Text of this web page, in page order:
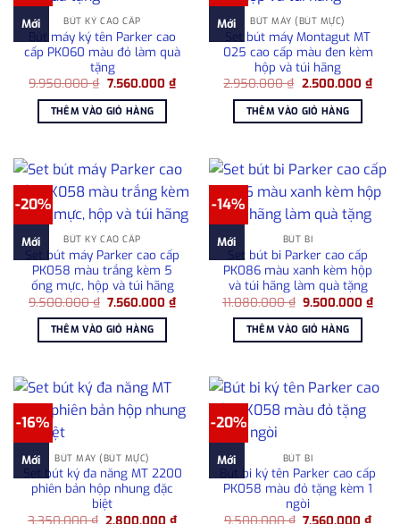
Mới BÚT KÝ CAO CẤP
Bút máy ký tên Parker cao
cấp PK060 màu đỏ làm quà
tặng
9.950.000₫ Giá
là:
9.950.000 ₫.
7.560.000 ₫Giá
hiện
7.560.000 ₫.
THÊM VÀO GIỎ HÀNG
Mới BÚT MÁY (BÚT MỰC)
Set bút máy Montagut MT
025 cao cấp màu đen kèm
hộp và túi hãng
2.950.000₫ Giá
là:
2.950.000 ₫.
2.500.000 ₫Giá
hiện
THÊM VÀO GIỎ HÀNG
-20%
Mới BÚT KÝ CAO CẤP
Set bút máy Parker cao cấp
PK058 màu trắng kèm 5
ống mực, hộp và túi hãng
9.500.000₫ Giá
là:
9.500.000 ₫.
7.560.000₫Giá
hiện
7.560.000 ₫.
THÊM VÀO GIỎ HÀNG
-14%
Mới BÚT BI
Set bút bi Parker cao cấp
PK086 màu xanh kèm hộp
và túi hãng làm quà tặng
11.080.000₫ Giá
là:
11.080.000 ₫.
9.500.000₫Giá
hiện
THÊM VÀO GIỎ HÀNG
-16%
Mới BÚT MÁY (BÚT MỰC)
Set bút ký đa năng MT 2200
phiên bản hộp nhung đặc
biệt
3.350.000₫ Giá
2.800.000₫Giá
-20%
Mới BÚT BI
Bút bi ký tên Parker cao cấp
PK058 màu đỏ tặng kèm 1
ngòi
9.500.000₫ Giá
7.560.000₫Giá